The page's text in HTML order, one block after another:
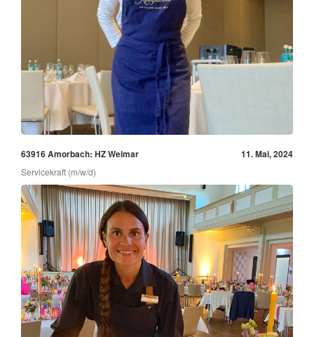
63916 Amorbach: HZ Weimar 11. Mai, 2024
Servicekraft (m/w/d)